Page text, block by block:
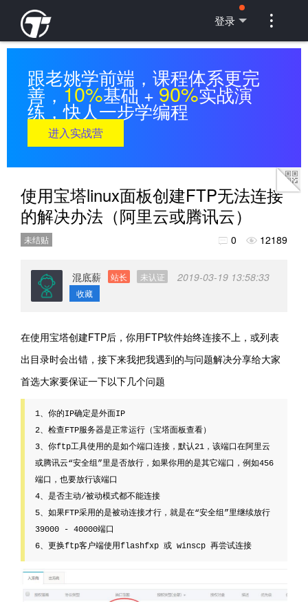
登录 
跟老姚学前端，课程体系更完
善，10%基础 +90%实战演
练，快人一步学编程
进入实战营
使用宝塔linux面板创建FTP无法连接
的解决办法（阿里云或腾讯云）
未结贴  0  12189
混底薪 站长 未认证 2019-03-19 13:58:33
收藏
在使用宝塔创建FTP后，你用FTP软件始终连接不上，或列表
出目录时会出错，接下来我把我遇到的与问题解决分享给大家
首选大家要保证一下以下几个问题
1、你的IP确定是外面IP
2、检查FTP服务器是正常运行（宝塔面板查看）
3、你ftp工具使用的是如个端口连接，默认21，该端口在阿里云
或腾讯云“安全组”里是否放行，如果你用的是其它端口，例如456
端口，也要放行该端口
4、是否主动/被动模式都不能连接
5、如果FTP采用的是被动连接才行，就是在“安全组”里继续放行
39000 - 40000端口